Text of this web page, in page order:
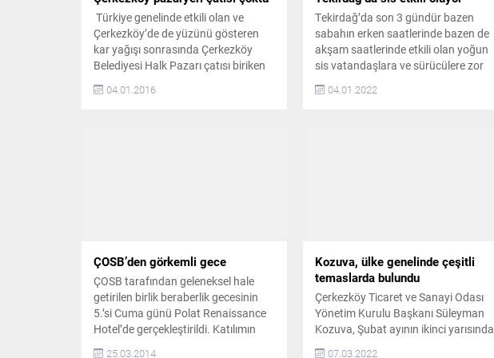
Türkiye genelinde etkili olan ve
Çerkezköy’de de yüzünü gösteren
kar yağışı sonrasında Çerkezköy
Belediyesi Halk Pazarı çatısı biriken
karın etkisiyle çöktü. KİMSE ZARAR
GÖRMEDİ 2015 yılının son
04.01.2016
Tekirdağ’da son 3 gündür bazen
sabahın erken saatlerinde bazen de
akşam saatlerinde etkili olan yoğun
sis vatandaşlara ve sürücülere zor
anlar yaşatıyor Sabahın erken
saatlerinde okullarına gitmek üzere
04.01.2022
ÇOSB’den görkemli gece
ÇOSB tarafından geleneksel hale
getirilen birlik beraberlik gecesinin
5.’si Cuma günü Polat Renaissance
Hotel’de gerçekleştirildi. Katılımın
yoğun olduğu gecede, konuklar
25.03.2014
Kozuva, ülke genelinde çeşitli
temaslarda bulundu
Çerkezköy Ticaret ve Sanayi Odası
Yönetim Kurulu Başkanı Süleyman
Kozuva, Şubat ayının ikinci yarısında
gerçekleştirdiği temaslarla ilgili
07.03.2022